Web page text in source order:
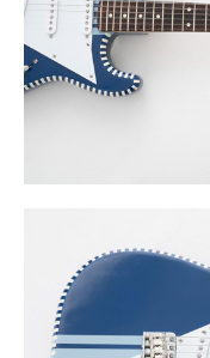
・ナット：牛骨
・ピックアップ
・セレクター：5
ーン
・ブリッジ：シ
タイプ
・ジャック：
・コンデンサー：
・ペグ：